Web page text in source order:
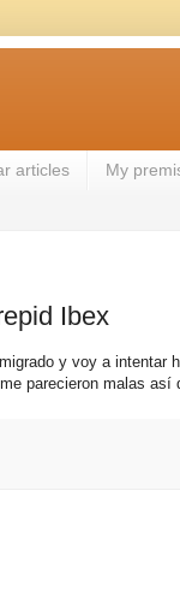
articles My
Ibex
y voy a
parecieron malas